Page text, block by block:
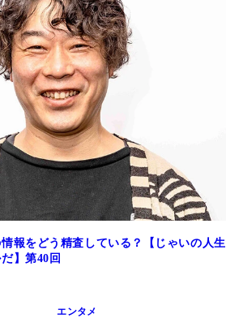
報をどう精査している？【じゃいの人生
】第40回
エンタメ